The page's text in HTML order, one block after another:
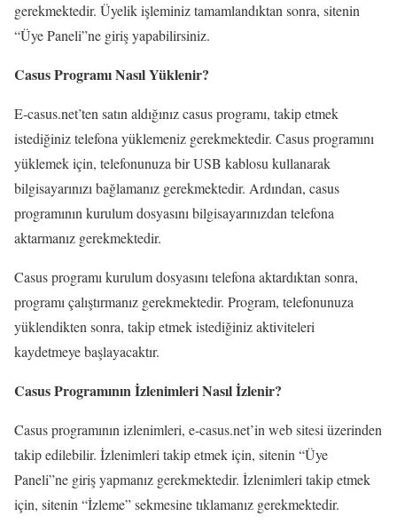
gerekmektedir. Üyelik işleminiz tamamlandıktan sonra, sitenin
“Üye Paneli”ne giriş yapabilirsiniz.
Casus Programı Nasıl Yüklenir?
E-casus.net’ten satın aldığınız casus programı, takip etmek
istediğiniz telefona yüklemeniz gerekmektedir. Casus programını
yüklemek için, telefonunuza bir USB kablosu kullanarak
bilgisayarınızı bağlamanız gerekmektedir. Ardından, casus
programının kurulum dosyasını bilgisayarınızdan telefona
aktarmanız gerekmektedir.
Casus programı kurulum dosyasını telefona aktardıktan sonra,
programı çalıştırmanız gerekmektedir. Program, telefonunuza
yüklendikten sonra, takip etmek istediğiniz aktiviteleri
kaydetmeye başlayacaktır.
Casus Programının İzlenimleri Nasıl İzlenir?
Casus programının izlenimleri, e-casus.net’in web sitesi üzerinden
takip edilebilir. İzlenimleri takip etmek için, sitenin “Üye
Paneli”ne giriş yapmanız gerekmektedir. İzlenimleri takip etmek
için, sitenin “İzleme” sekmesine tıklamanız gerekmektedir.